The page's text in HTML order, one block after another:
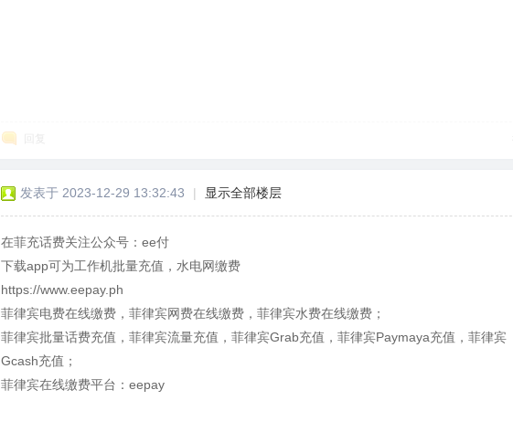
发表于 2023-12-29 13:32:43 | 显示全部楼层
在菲充话费关注公众号：ee付
下载app可为工作机批量充值，水电网缴费
https://www.eepay.ph
菲律宾电费在线缴费，菲律宾网费在线缴费，菲律宾水费在线缴费；
菲律宾批量话费充值，菲律宾流量充值，菲律宾Grab充值，菲律宾Paymaya充值，菲律宾
Gcash充值；
菲律宾在线缴费平台：eepay